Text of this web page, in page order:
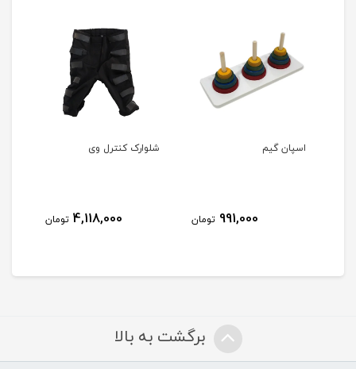
اسپان گیم
991,000 تومان
شلوارک کنترل وی
4,118,000 تومان
برگشت به بالا